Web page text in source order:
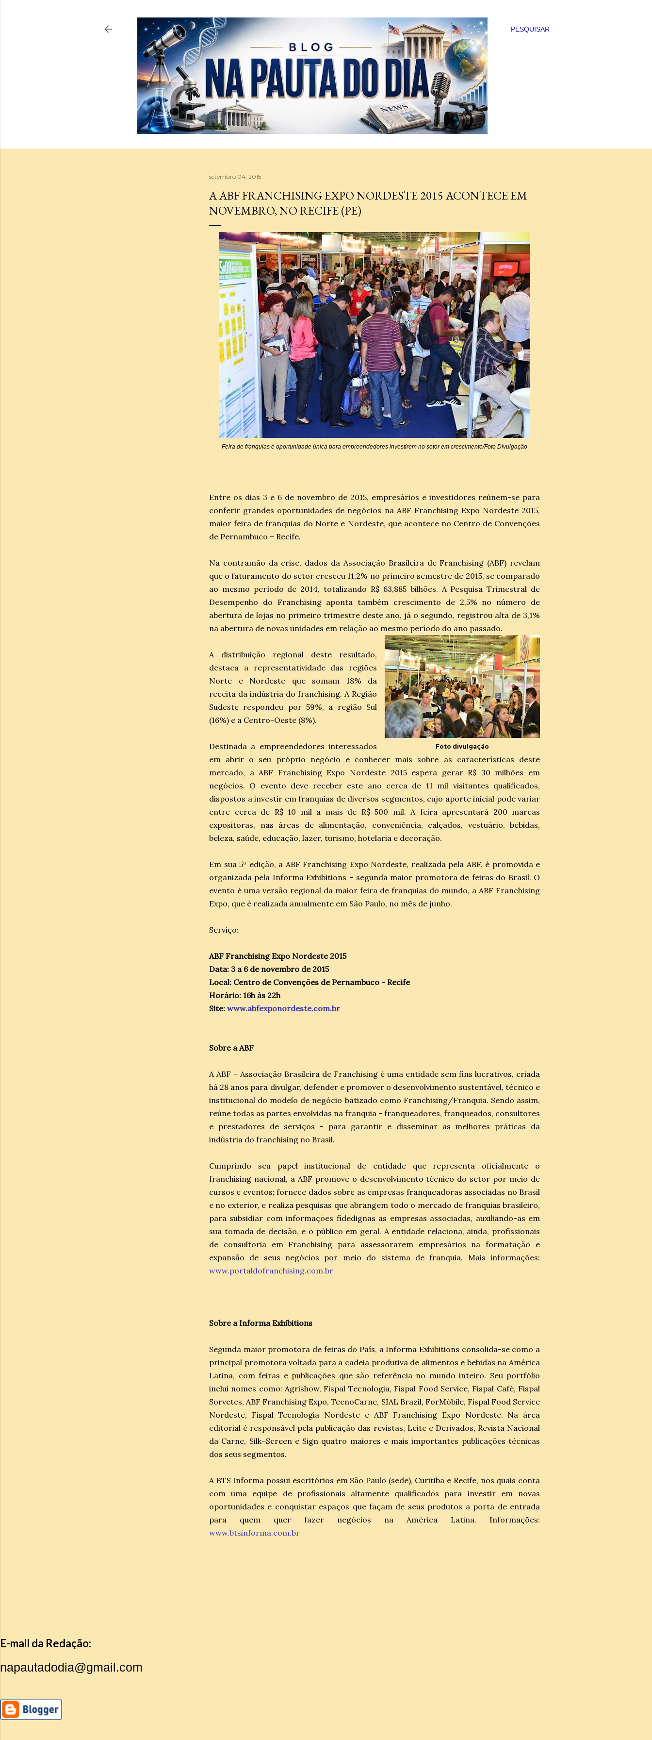
PESQUISAR
setembro 04, 2015
A ABF FRANCHISING EXPO NORDESTE 2015 ACONTECE EM
NOVEMBRO, NO RECIFE (PE)
Feira de franquias é oportunidade única para empreendedores investirem no setor em crescimento/Foto Divulgação
Entre os dias 3 e 6 de novembro de 2015, empresários e investidores reúnem-se para
conferir grandes oportunidades de negócios na ABF Franchising Expo Nordeste 2015,
maior feira de franquias do Norte e Nordeste, que acontece no Centro de Convenções
de Pernambuco – Recife.
Na contramão da crise, dados da Associação Brasileira de Franchising (ABF) revelam
que o faturamento do setor cresceu 11,2% no primeiro semestre de 2015, se comparado
ao mesmo período de 2014, totalizando R$ 63,885 bilhões. A Pesquisa Trimestral de
Desempenho do Franchising aponta também crescimento de 2,5% no número de
abertura de lojas no primeiro trimestre deste ano, já o segundo, registrou alta de 3,1%
na abertura de novas unidades em relação ao mesmo período do ano passado.
Foto divulgação
A distribuição regional deste resultado,
destaca a representatividade das regiões
Norte e Nordeste que somam 18% da
receita da indústria do franchising. A Região
Sudeste respondeu por 59%, a região Sul
(16%) e a Centro-Oeste (8%).
Destinada a empreendedores interessados
em abrir o seu próprio negócio e conhecer mais sobre as características deste
mercado, a ABF Franchising Expo Nordeste 2015 espera gerar R$ 30 milhões em
negócios. O evento deve receber este ano cerca de 11 mil visitantes qualificados,
dispostos a investir em franquias de diversos segmentos, cujo aporte inicial pode variar
entre cerca de R$ 10 mil a mais de R$ 500 mil. A feira apresentará 200 marcas
expositoras, nas áreas de alimentação, conveniência, calçados, vestuário, bebidas,
beleza, saúde, educação, lazer, turismo, hotelaria e decoração.
Em sua 5ª edição, a ABF Franchising Expo Nordeste, realizada pela ABF, é promovida e
organizada pela Informa Exhibitions – segunda maior promotora de feiras do Brasil. O
evento é uma versão regional da maior feira de franquias do mundo, a ABF Franchising
Expo, que é realizada anualmente em São Paulo, no mês de junho.
Serviço:
ABF Franchising Expo Nordeste 2015
Data: 3 a 6 de novembro de 2015
Local: Centro de Convenções de Pernambuco - Recife
Horário: 16h às 22h
Site: www.abfexponordeste.com.br
Sobre a ABF
A ABF – Associação Brasileira de Franchising é uma entidade sem fins lucrativos, criada
há 28 anos para divulgar, defender e promover o desenvolvimento sustentável, técnico e
institucional do modelo de negócio batizado como Franchising/Franquia. Sendo assim,
reúne todas as partes envolvidas na franquia - franqueadores, franqueados, consultores
e prestadores de serviços – para garantir e disseminar as melhores práticas da
indústria do franchising no Brasil.
Cumprindo seu papel institucional de entidade que representa oficialmente o
franchising nacional, a ABF promove o desenvolvimento técnico do setor por meio de
cursos e eventos; fornece dados sobre as empresas franqueadoras associadas no Brasil
e no exterior, e realiza pesquisas que abrangem todo o mercado de franquias brasileiro,
para subsidiar com informações fidedignas as empresas associadas, auxiliando-as em
sua tomada de decisão, e o público em geral. A entidade relaciona, ainda, profissionais
de consultoria em Franchising para assessorarem empresários na formatação e
expansão de seus negócios por meio do sistema de franquia. Mais informações:
www.portaldofranchising.com.br
Sobre a Informa Exhibitions
Segunda maior promotora de feiras do País, a Informa Exhibitions consolida-se como a
principal promotora voltada para a cadeia produtiva de alimentos e bebidas na América
Latina, com feiras e publicações que são referência no mundo inteiro. Seu portfólio
inclui nomes como: Agrishow, Fispal Tecnologia, Fispal Food Service, Fispal Café, Fispal
Sorvetes, ABF Franchising Expo, TecnoCarne, SIAL Brazil, ForMóbile, Fispal Food Service
Nordeste, Fispal Tecnologia Nordeste e ABF Franchising Expo Nordeste. Na área
editorial é responsável pela publicação das revistas, Leite e Derivados, Revista Nacional
da Carne, Silk–Screen e Sign quatro maiores e mais importantes publicações técnicas
dos seus segmentos.
A BTS Informa possui escritórios em São Paulo (sede), Curitiba e Recife, nos quais conta
com uma equipe de profissionais altamente qualificados para investir em novas
oportunidades e conquistar espaços que façam de seus produtos a porta de entrada
para quem quer fazer negócios na América Latina. Informações:
www.btsinforma.com.br
E-mail da Redação:
napautadodia@gmail.com